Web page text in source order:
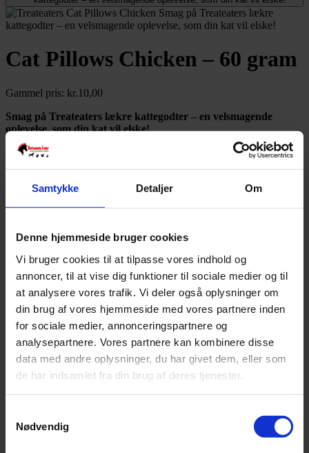
Samtykke Detaljer Om
Denne hjemmeside bruger cookies
Vi bruger cookies til at tilpasse vores indhold og
annoncer, til at vise dig funktioner til sociale medier og til
at analysere vores trafik. Vi deler også oplysninger om
din brug af vores hjemmeside med vores partnere inden
for sociale medier, annonceringspartnere og
analysepartnere. Vores partnere kan kombinere disse
data med andre oplysninger, du har givet dem, eller som
de har indsamlet fra din brug af deres tjenester.
Nødvendig
Cat Pillows Chicken – 60 gram
Gammel pris: kr.10,00
Smag på Treateaters lækre kattegodter – en velsmagende
oplevelse, som din kat vil elske!
Forkæl din kat med Treateaters kattegodter fyldt med uimodståelige
23 på lager
Tilføj til kurv
Varenummer: 5705833215748
Varekategori:Kattegodbidder
Varebeskrivelse Produktinformation
SKU
5705833215748
Relaterede produkter
Treateaters Soft Cat Bits - 35g